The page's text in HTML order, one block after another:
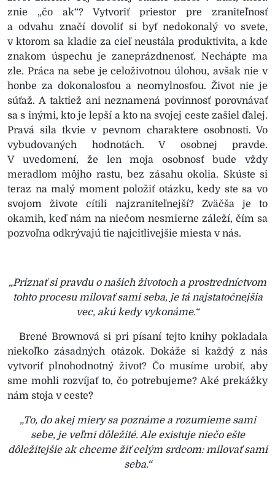
znie „čo ak“? Vytvoriť priestor pre zraniteľnosť
a odvahu značí dovoliť si byť nedokonalý vo svete,
v ktorom sa kladie za cieľ neustála produktivita, a kde
znakom úspechu je zaneprázdnenosť. Nechápte ma
zle. Práca na sebe je celoživotnou úlohou, avšak nie v
honbe za dokonalosťou a neomylnosťou. Život nie je
súťaž. A taktiež ani neznamená povinnosť porovnávať
sa s inými, kto je lepší a kto na svojej ceste zašiel ďalej.
Pravá sila tkvie v pevnom charaktere osobnosti. Vo
vybudovaných hodnotách. V osobnej pravde.
V uvedomení, že len moja osobnosť bude vždy
meradlom môjho rastu, bez zásahu okolia. Skúste si
teraz na malý moment položiť otázku, kedy ste sa vo
svojom živote cítili najzraniteľnejší? Zväčša je to
okamih, keď nám na niečom nesmierne záleží, čím sa
pozvoľna odkrývajú tie najcitlivejšie miesta v nás.
„Priznať si pravdu o našich životoch a prostredníctvom
tohto procesu milovať sami seba, je tá najstatočnejšia
vec, akú kedy vykonáme.“
Brené Brownová si pri písaní tejto knihy pokladala
niekoľko zásadných otázok. Dokáže si každý z nás
vytvoriť plnohodnotný život? Čo musíme urobiť, aby
sme mohli rozvíjať to, čo potrebujeme? Aké prekážky
nám stoja v ceste?
„To, do akej miery sa poznáme a rozumieme sami
sebe, je veľmi dôležité. Ale existuje niečo ešte
dôležitejšie ak chceme žiť celým srdcom: milovať sami
seba.“